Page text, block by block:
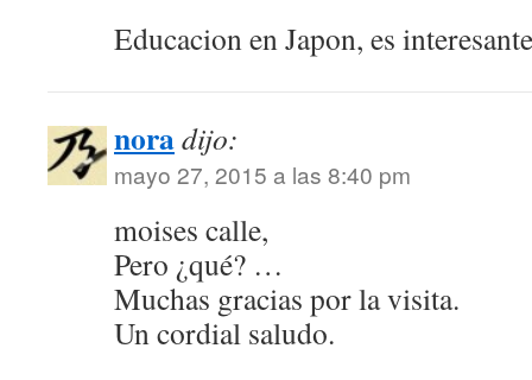
Educacion en Japon, es
noradijo:
mayo 27, 2015 a las 8:40 pm
moises calle,
Pero ¿qué? …
Muchas gracias por la visita.
Un cordial saludo.